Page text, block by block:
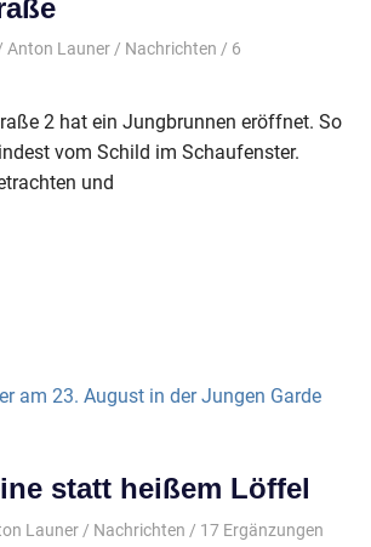
Anton Launer Nachrichten / 6
2 hat ein Jungbrunnen eröffnet. So
vom Schild im Schaufenster.
und
statt heißem Löffel
Launer Nachrichten / 17 Ergänzungen